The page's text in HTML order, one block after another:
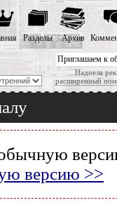
Приглашаем к
Надоела
расширенный
Разделы Архив
версию >>